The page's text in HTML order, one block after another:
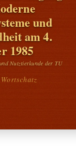
und
am 4.
1985
Nutztierkunde der TU